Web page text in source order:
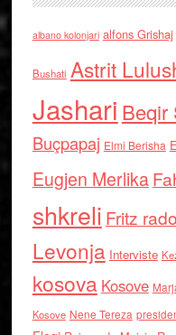
albano kolonjari alfons Grishaj
Bushati Astrit
Jashari Beqir
Buçpapaj Elmi Berisha
Eugjen Merlika
shkreli Fritz
Levonja Interviste
kosova Kosove
Kosove Nene Tereza